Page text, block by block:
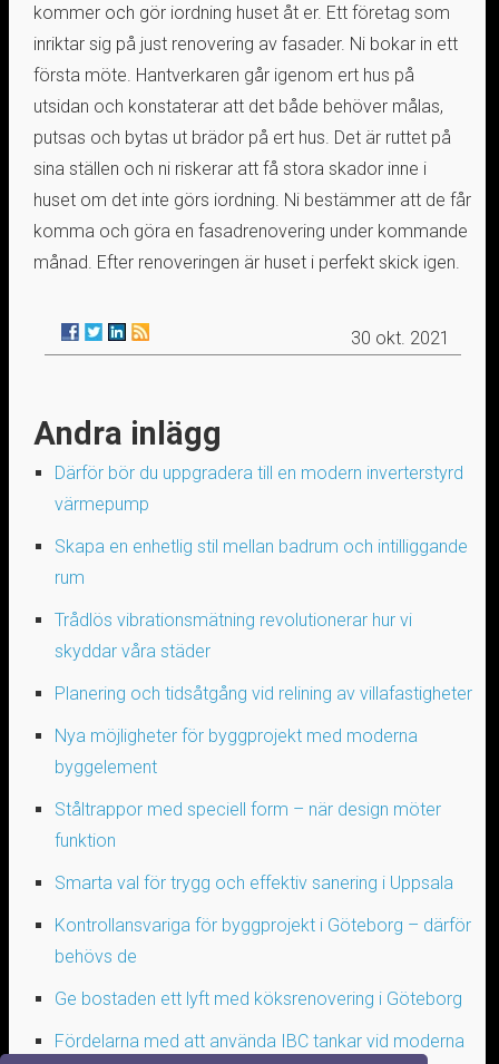
kommer och gör iordning huset åt er. Ett företag som
inriktar sig på just renovering av fasader. Ni bokar in ett
första möte. Hantverkaren går igenom ert hus på
utsidan och konstaterar att det både behöver målas,
putsas och bytas ut brädor på ert hus. Det är ruttet på
sina ställen och ni riskerar att få stora skador inne i
huset om det inte görs iordning. Ni bestämmer att de får
komma och göra en fasadrenovering under kommande
månad. Efter renoveringen är huset i perfekt skick igen.
30 okt. 2021
Andra inlägg
Därför bör du uppgradera till en modern inverterstyrd
värmepump
Skapa en enhetlig stil mellan badrum och intilliggande
rum
Trådlös vibrationsmätning revolutionerar hur vi
skyddar våra städer
Planering och tidsåtgång vid relining av villafastigheter
Nya möjligheter för byggprojekt med moderna
byggelement
Ståltrappor med speciell form – när design möter
funktion
Smarta val för trygg och effektiv sanering i Uppsala
Kontrollansvariga för byggprojekt i Göteborg – därför
behövs de
Ge bostaden ett lyft med köksrenovering i Göteborg
Fördelarna med att använda IBC tankar vid moderna